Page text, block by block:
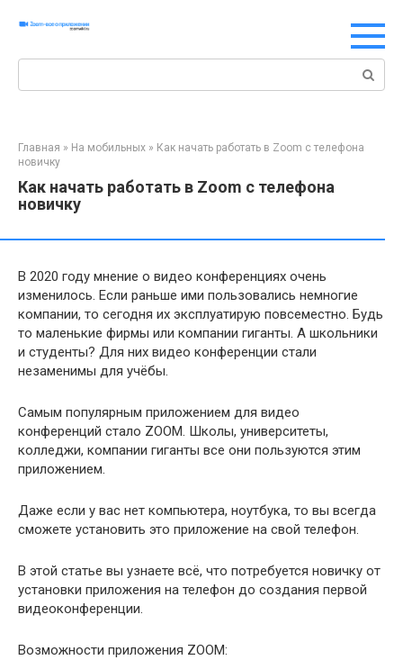
Главная » На мобильных » Как начать работать в Zoom с телефона
новичку
Как начать работать в Zoom с телефона
новичку
В 2020 году мнение о видео конференциях очень
изменилось. Если раньше ими пользовались немногие
компании, то сегодня их эксплуатирую повсеместно. Будь
то маленькие фирмы или компании гиганты. А школьники
и студенты? Для них видео конференции стали
незаменимы для учёбы.
Самым популярным приложением для видео
конференций стало ZOOM. Школы, университеты,
колледжи, компании гиганты все они пользуются этим
приложением.
Даже если у вас нет компьютера, ноутбука, то вы всегда
сможете установить это приложение на свой телефон.
В этой статье вы узнаете всё, что потребуется новичку от
установки приложения на телефон до создания первой
видеоконференции.
Возможности приложения ZOOM: